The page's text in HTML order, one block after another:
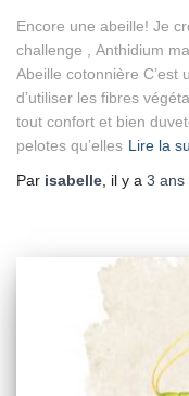
Encore une abeille! Je
challenge , Anthidium
Abeille cotonnière C’est
d’utiliser les fibres
tout confort et bien
pelotes qu’elles Lire la
Par isabelle , il y a 3 ans